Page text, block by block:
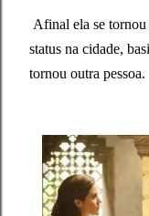
Afinal ela se
status na cidade,
tornou outra pessoa.